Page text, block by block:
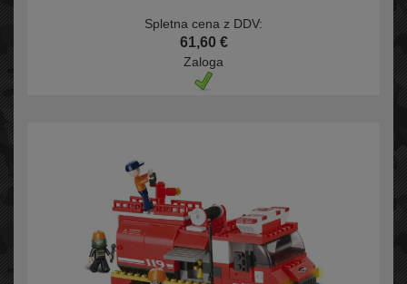
Spletna cena z DDV:
61,60 €
Zaloga